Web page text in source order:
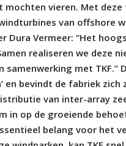
vieren. Met
van offshore
Vermeer: “Het
realiseren we deze
met TKF.”
en bevindt de fabriek
van inter-array
in op de groeiende
belang voor het